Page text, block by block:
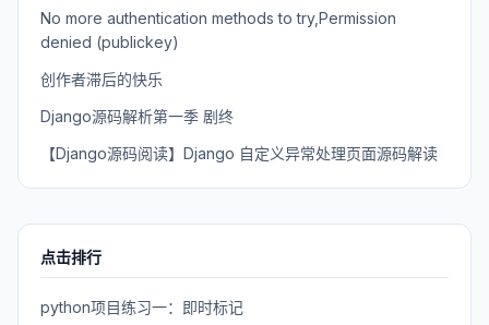
No more authentication methods to try,Permission
denied (publickey)
创作者滞后的快乐
Django源码解析第一季 剧终
【Django源码阅读】Django 自定义异常处理页面源码解读
点击排行
python项目练习一：即时标记